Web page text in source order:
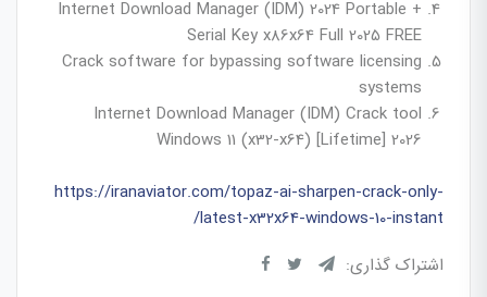
Internet Download Manager (IDM) 2024 Portable +
Serial Key x86x64 Full 2025 FREE
Crack software for bypassing software licensing
systems
Internet Download Manager (IDM) Crack tool
Windows 11 (x32-x64) [Lifetime] 2026
https://iranaviator.com/topaz-ai-sharpen-crack-only-
latest-x32x64-windows-10-instant/
اشتراک گذاری: